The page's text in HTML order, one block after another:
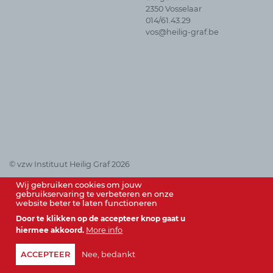
2350 Vosselaar
014/61.43.29
vos@heilig-graf.be
© vzw Instituut Heilig Graf 2026
Wij gebruiken cookies om jouw
gebruikservaring te verbeteren en onze
website beter te laten functioneren
Door te klikken op de accepteer knop gaat u
hiermee akkoord. More info
ACCEPTEER Nee, bedankt